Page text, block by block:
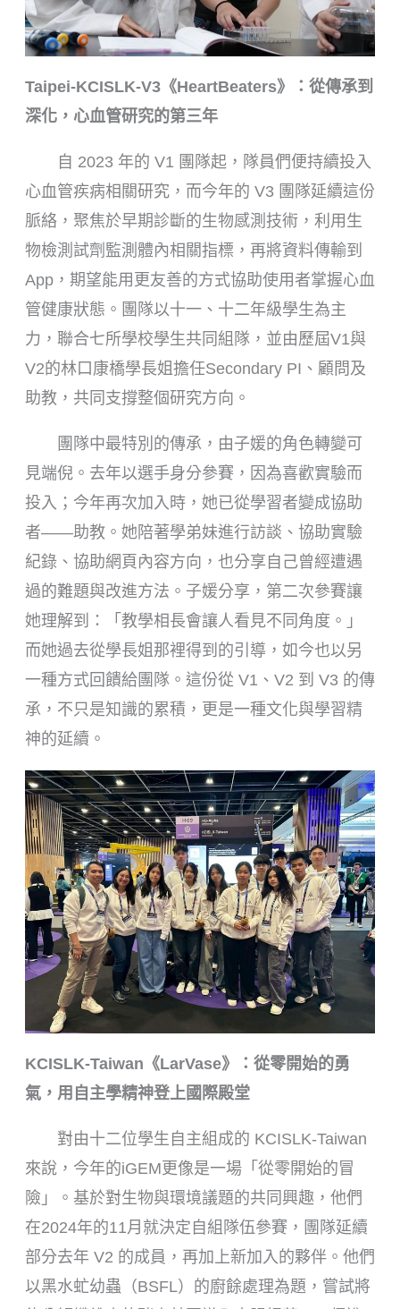
Taipei-KCISLK-V3《HeartBeaters》：從傳承到
深化，心血管研究的第三年
自 2023 年的 V1 團隊起，隊員們便持續投入
心血管疾病相關研究，而今年的 V3 團隊延續這份
脈絡，聚焦於早期診斷的生物感測技術，利用生
物檢測試劑監測體內相關指標，再將資料傳輸到
App，期望能用更友善的方式協助使用者掌握心血
管健康狀態。團隊以十一、十二年級學生為主
力，聯合七所學校學生共同組隊，並由歷屆V1與
V2的林口康橋學長姐擔任Secondary PI、顧問及
助教，共同支撐整個研究方向。
團隊中最特別的傳承，由子媛的角色轉變可
見端倪。去年以選手身分參賽，因為喜歡實驗而
投入；今年再次加入時，她已從學習者變成協助
者——助教。她陪著學弟妹進行訪談、協助實驗
紀錄、協助網頁內容方向，也分享自己曾經遭遇
過的難題與改進方法。子媛分享，第二次參賽讓
她理解到：「教學相長會讓人看見不同角度。」
而她過去從學長姐那裡得到的引導，如今也以另
一種方式回饋給團隊。這份從 V1、V2 到 V3 的傳
承，不只是知識的累積，更是一種文化與學習精
神的延續。
KCISLK-Taiwan《LarVase》：從零開始的勇
氣，用自主學精神登上國際殿堂
對由十二位學生自主組成的 KCISLK-Taiwan
來說，今年的iGEM更像是一場「從零開始的冒
險」。基於對生物與環境議題的共同興趣，他們
在2024年的11月就決定自組隊伍參賽，團隊延續
部分去年 V2 的成員，再加上新加入的夥伴。他們
以黑水虻幼蟲（BSFL）的廚餘處理為題，嘗試將